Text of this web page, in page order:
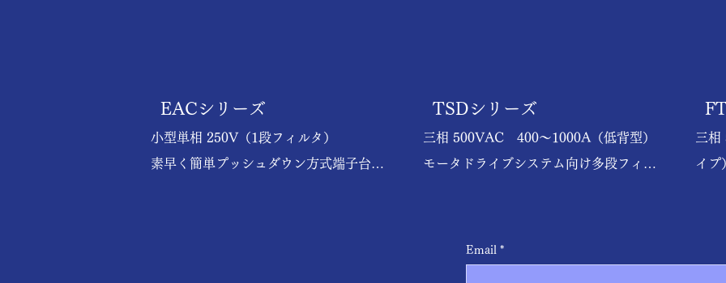
小型単相 250V（1段フィルタ）
素早く簡単プッシュダウン方式端子台採
EACシリーズ
三相 500VAC　400～1000A（低背型）
モータドライブシステム向け多段フィル
TSDシリーズ
三相
イプ
Email *